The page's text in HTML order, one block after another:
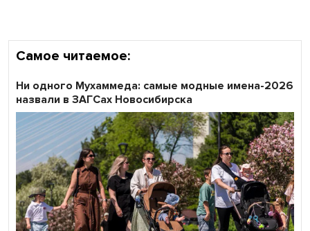
Самое читаемое:
Ни одного Мухаммеда: самые модные имена-2026
назвали в ЗАГСах Новосибирска